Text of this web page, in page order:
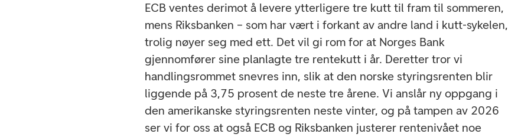
ECB ventes derimot å levere ytterligere tre kutt til fram til sommeren,
mens Riksbanken – som har vært i forkant av andre land i kutt-sykelen,
trolig nøyer seg med ett. Det vil gi rom for at Norges Bank
gjennomfører sine planlagte tre rentekutt i år. Deretter tror vi
handlingsrommet snevres inn, slik at den norske styringsrenten blir
liggende på 3,75 prosent de neste tre årene. Vi anslår ny oppgang i
den amerikanske styringsrenten neste vinter, og på tampen av 2026
ser vi for oss at også ECB og Riksbanken justerer rentenivået noe